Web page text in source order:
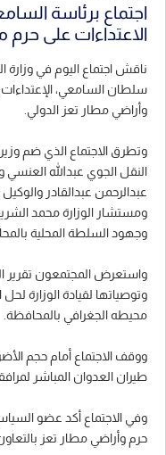
اجتماع برئاسة
الاعتداءات على حرم
ناقش اجتماع اليوم في
سلطان السامعي،
وأراضي مطار تعز الدولي.
وتطرق الاجتماع الذي ضم وزير
النقل الجوي عبدالله
عبدالرحمن عبدالقادر
ومستشار الوزارة محمد
وجهود السلطة المحلية
واستعرض المجتمعون تقرير
وتوصياتها لقيادة الوزارة
محيطه الجغرافي بالمحافظة.
ووقف الاجتماع أمام حجم
طيران العدوان المباشر
وفي الاجتماع أكد عضو
حرم وأراضي مطار تعز